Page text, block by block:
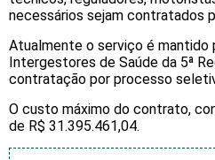
necessários sejam contratados
Atualmente o serviço é mantido
Intergestores de Saúde da 5ª
contratação por processo
O custo máximo do contrato,
de R$ 31.395.461,04.